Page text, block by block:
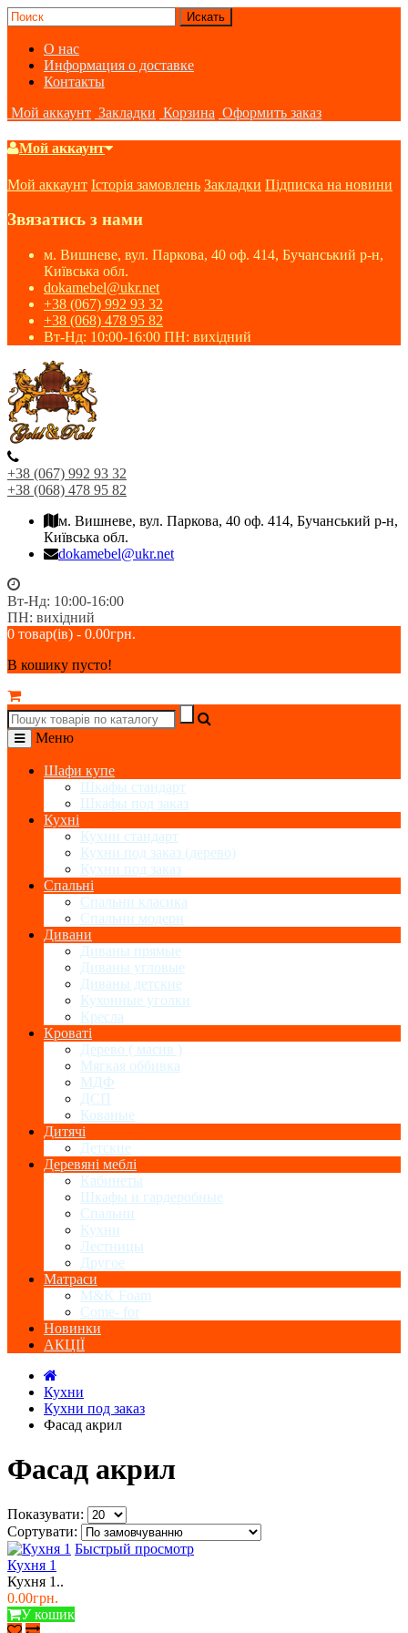
О нас
Информация о доставке
Контакты
Мой аккаунт Закладки Корзина Оформить заказ
Мой аккаунт
Мой аккаунт Історія замовлень Закладки Підписка на новини
Звязатись з нами
м. Вишневе, вул. Паркова, 40 оф. 414, Бучанський р-н,
Київська обл.
dokamebel@ukr.net
+38 (067) 992 93 32
+38 (068) 478 95 82
Вт-Нд: 10:00-16:00 ПН: вихідний
+38 (067) 992 93 32
+38 (068) 478 95 82
м. Вишневе, вул. Паркова, 40 оф. 414, Бучанський р-н,
Київська обл.
dokamebel@ukr.net
Вт-Нд: 10:00-16:00
ПН: вихідний
0 товар(ів) - 0.00грн.
В кошику пусто!
Меню
Шафи купе
Шкафы стандарт
Шкафы под заказ
Кухні
Кухни стандарт
Кухни под заказ (дерево)
Кухни под заказ
Спальні
Спальни класика
Спальни модерн
Дивани
Диваны прямые
Диваны угловые
Диваны детские
Кухонные уголки
Кресла
Кроваті
Дерево ( масив )
Мягкая оббивка
МДФ
ДСП
Кованые
Дитячі
Детские
Деревяні меблі
Кабинеты
Шкафы и гардеробные
Спальни
Кухни
Лестницы
Другое
Матраси
M&K Foam
Come- for
Новинки
АКЦІЇ
Кухни
Кухни под заказ
Фасад акрил
Фасад акрил
Показувати:
Сортувати:
Быстрый просмотр
Кухня 1
Кухня 1..
0.00грн.
У кошик